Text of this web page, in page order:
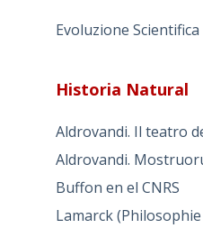
Evoluzione Scientifica
Historia Natural
Aldrovandi. Il teatro
Aldrovandi.
Buffon en el CNRS
Lamarck